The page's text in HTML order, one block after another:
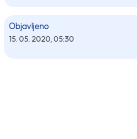
Objavljeno
15. 05. 2020, 05:30